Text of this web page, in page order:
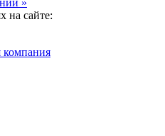
на сайте:
компания